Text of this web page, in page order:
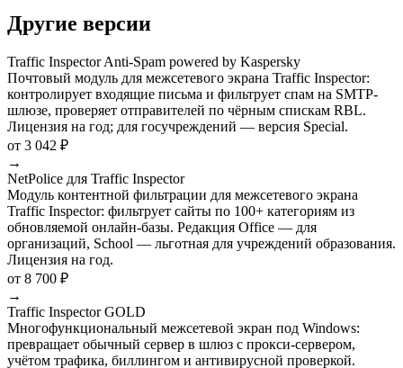
Другие версии
Traffic Inspector Anti-Spam powered by Kaspersky
Почтовый модуль для межсетевого экрана Traffic Inspector:
контролирует входящие письма и фильтрует спам на SMTP-
шлюзе, проверяет отправителей по чёрным спискам RBL.
Лицензия на год; для госучреждений — версия Special.
от 3 042 ₽
→
NetPolice для Traffic Inspector
Модуль контентной фильтрации для межсетевого экрана
Traffic Inspector: фильтрует сайты по 100+ категориям из
обновляемой онлайн-базы. Редакция Office — для
организаций, School — льготная для учреждений образования.
Лицензия на год.
от 8 700 ₽
→
Traffic Inspector GOLD
Многофункциональный межсетевой экран под Windows:
превращает обычный сервер в шлюз с прокси-сервером,
учётом трафика, биллингом и антивирусной проверкой.